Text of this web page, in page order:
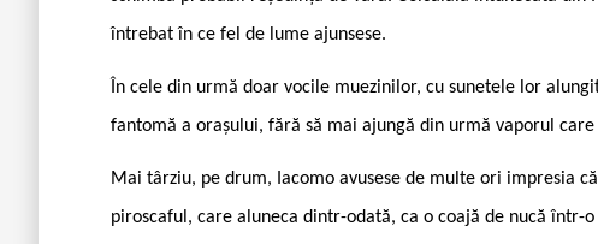
întrebat în ce fel de lume ajunsese.
În cele din urmă doar vocile muezinilor, cu sunetele lor
fantomă a orașului, fără să mai ajungă din urmă vaporul
Mai târziu, pe drum, Iacomo avusese de multe ori impresia
piroscaful, care aluneca dintr-odată, ca o coajă de nucă